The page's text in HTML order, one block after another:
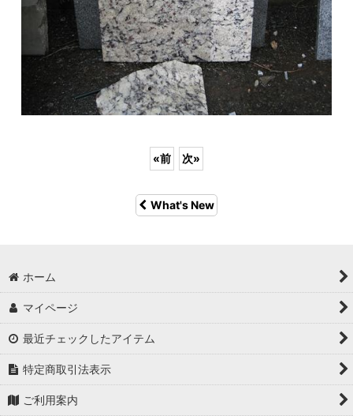
«前 次»
What's New
ホーム
マイページ
最近チェックしたアイテム
特定商取引法表示
ご利用案内